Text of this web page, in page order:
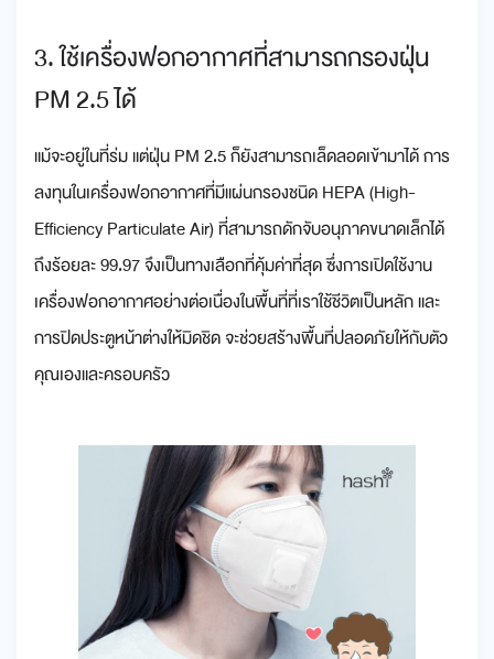
3. ใช้เครื่องฟอกอากาศที่สามารถกรองฝุ่น
PM 2.5 ได้
แม้จะอยู่ในที่ร่ม แต่ฝุ่น PM 2.5 ก็ยังสามารถเล็ดลอดเข้ามาได้ การ
ลงทุนในเครื่องฟอกอากาศที่มีแผ่นกรองชนิด HEPA (High-
Efficiency Particulate Air) ที่สามารถดักจับอนุภาคขนาดเล็กได้
ถึงร้อยละ 99.97 จึงเป็นทางเลือกที่คุ้มค่าที่สุด ซึ่งการเปิดใช้งาน
เครื่องฟอกอากาศอย่างต่อเนื่องในพื้นที่ที่เราใช้ชีวิตเป็นหลัก และ
การปิดประตูหน้าต่างให้มิดชิด จะช่วยสร้างพื้นที่ปลอดภัยให้กับตัว
คุณเองและครอบครัว